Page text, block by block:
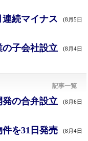
続マイナス (8月5日
の子会社設立 (8月4日
記事一覧
の合弁設立 (8月6日
を31日発売 (8月4日